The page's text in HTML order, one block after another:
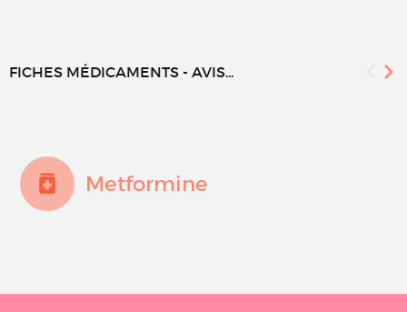
FICHES MÉDICAMENTS - AVIS...
Metformine